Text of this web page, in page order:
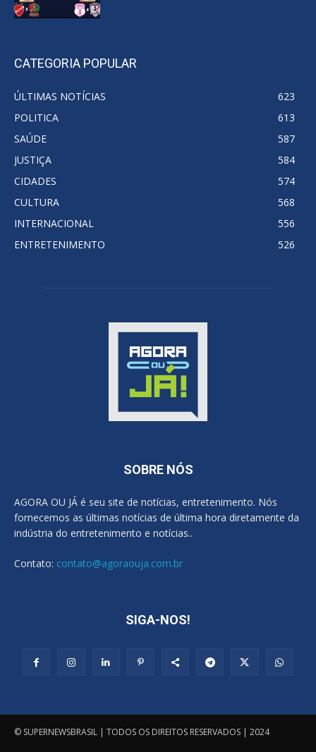
CATEGORIA POPULAR
ÚLTIMAS NOTÍCIAS
623
POLITICA
613
SAÚDE
587
JUSTIÇA
584
CIDADES
574
CULTURA
568
INTERNACIONAL
556
ENTRETENIMENTO
526
SOBRE NÓS
AGORA OU JÁ é seu site de notícias, entretenimento. Nós
fornecemos as últimas notícias de última hora diretamente da
indústria do entretenimento e notícias..
Contato: contato@agoraouja.com.br
SIGA-NOS!
© SUPERNEWSBRASIL | TODOS OS DIREITOS RESERVADOS | 2024